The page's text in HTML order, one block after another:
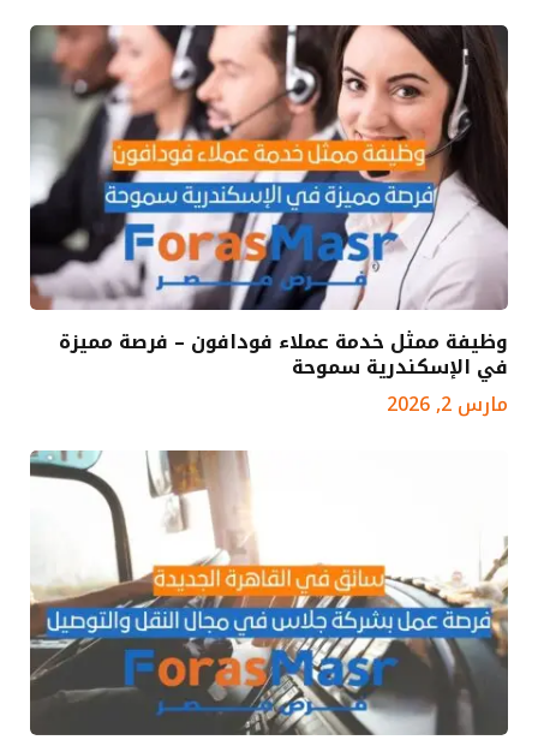
وظيفة ممثل خدمة عملاء فودافون – فرصة مميزة
في الإسكندرية سموحة
مارس 2, 2026